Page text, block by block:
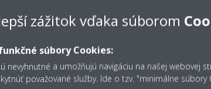
tepla
zážitok vďaka súborom
súbory Cookies:
nevyhnutné a umožňujú navigáciu na našej webovej
považované služby. Ide o tzv. "minimálne súbory